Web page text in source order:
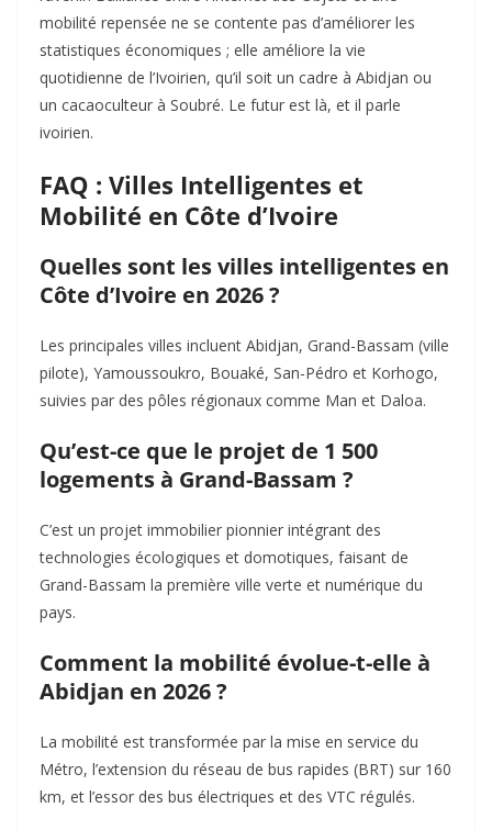
mobilité repensée ne se contente pas d’améliorer les
statistiques économiques ; elle améliore la vie
quotidienne de l’Ivoirien, qu’il soit un cadre à Abidjan ou
un cacaoculteur à Soubré. Le futur est là, et il parle
ivoirien.
FAQ : Villes Intelligentes et
Mobilité en Côte d’Ivoire
Quelles sont les villes intelligentes en
Côte d’Ivoire en 2026 ?
Les principales villes incluent Abidjan, Grand-Bassam (ville
pilote), Yamoussoukro, Bouaké, San-Pédro et Korhogo,
suivies par des pôles régionaux comme Man et Daloa.
Qu’est-ce que le projet de 1 500
logements à Grand-Bassam ?
C’est un projet immobilier pionnier intégrant des
technologies écologiques et domotiques, faisant de
Grand-Bassam la première ville verte et numérique du
pays.
Comment la mobilité évolue-t-elle à
Abidjan en 2026 ?
La mobilité est transformée par la mise en service du
Métro, l’extension du réseau de bus rapides (BRT) sur 160
km, et l’essor des bus électriques et des VTC régulés.